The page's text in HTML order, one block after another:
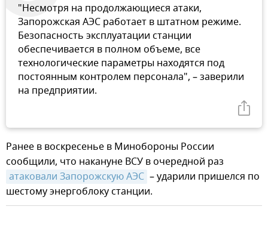
"Несмотря на продолжающиеся атаки,
Запорожская АЭС работает в штатном режиме.
Безопасность эксплуатации станции
обеспечивается в полном объеме, все
технологические параметры находятся под
постоянным контролем персонала", – заверили
на предприятии.
Ранее в воскресенье в Минобороны России
сообщили, что накануне ВСУ в очередной раз
атаковали Запорожскую АЭС – ударили пришелся по
шестому энергоблоку станции.